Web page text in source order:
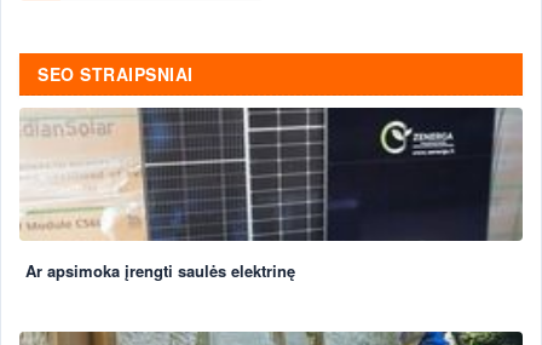
SEO STRAIPSNIAI
Ar apsimoka įrengti saulės elektrinę